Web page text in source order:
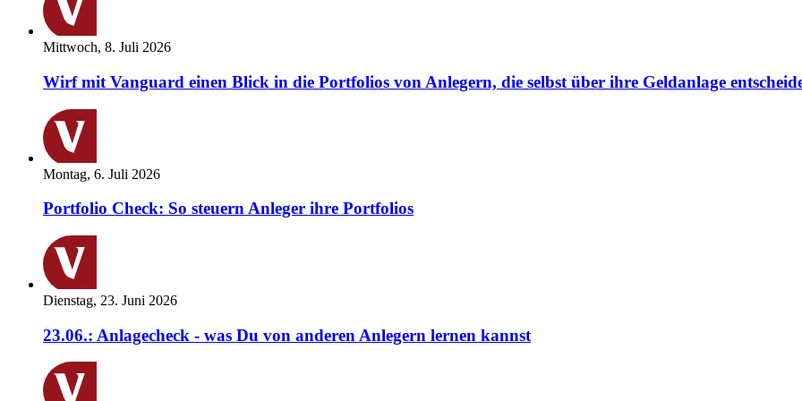
Mittwoch, 8. Juli 2026
Wirf mit Vanguard einen Blick in die Portfolios von Anlegern, die selbst über ihre Geldanlage
Montag, 6. Juli 2026
Portfolio Check: So steuern Anleger ihre Portfolios
Dienstag, 23. Juni 2026
23.06.: Anlagecheck - was Du von anderen Anlegern lernen kannst